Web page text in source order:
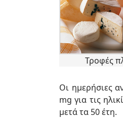
Τροφές
Οι ημερήσιες
mg για τις
μετά τα 50 έτη.